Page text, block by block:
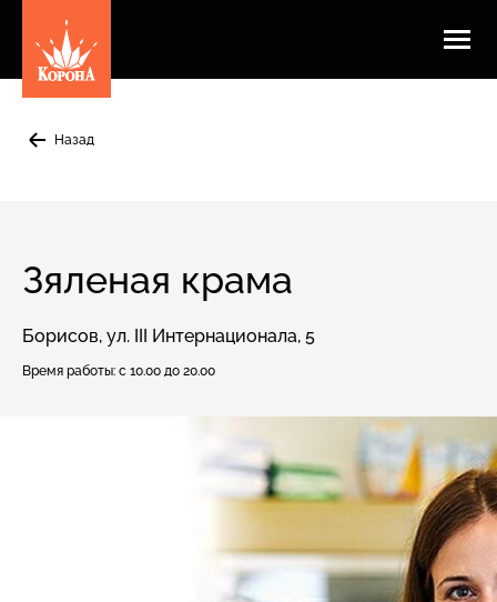
Назад
Зяленая крама
Борисов, ул. III Интернационала, 5
Время работы: с 10.00 до 20.00